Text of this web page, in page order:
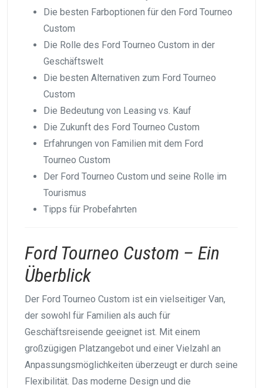
Die besten Farboptionen für den Ford Tourneo
Custom
Die Rolle des Ford Tourneo Custom in der
Geschäftswelt
Die besten Alternativen zum Ford Tourneo
Custom
Die Bedeutung von Leasing vs. Kauf
Die Zukunft des Ford Tourneo Custom
Erfahrungen von Familien mit dem Ford
Tourneo Custom
Der Ford Tourneo Custom und seine Rolle im
Tourismus
Tipps für Probefahrten
Ford Tourneo Custom – Ein
Überblick
Der Ford Tourneo Custom ist ein vielseitiger Van,
der sowohl für Familien als auch für
Geschäftsreisende geeignet ist. Mit einem
großzügigen Platzangebot und einer Vielzahl an
Anpassungsmöglichkeiten überzeugt er durch seine
Flexibilität. Das moderne Design und die